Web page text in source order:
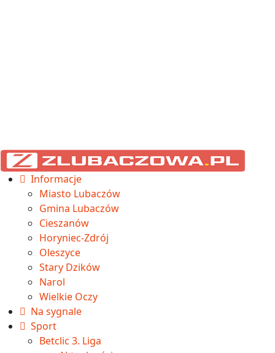
Informacje
Miasto Lubaczów
Gmina Lubaczów
Cieszanów
Horyniec-Zdrój
Oleszyce
Stary Dzików
Narol
Wielkie Oczy
Na sygnale
Sport
Betclic 3. Liga